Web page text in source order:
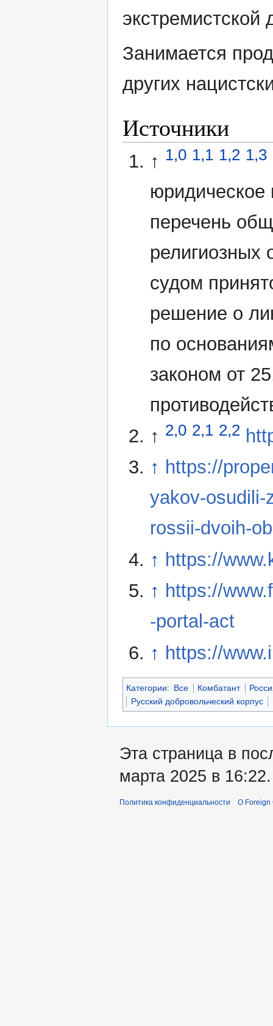
экстремистской
Занимается
других
Источники
↑ 1,0 1,1 1,2 1,3
юридическое
перечень
религиозных
судом
решение о
по
законом от
↑ 2,0 2,1 2,2
↑ https://
yakov-osudili-
rossii-dvoih-
↑ https://
↑ https://
-portal-act
↑ https://
Категории: Все Комбатант
Русский добровольческий корпус
Эта страница в
марта 2025 в 16:22.
Политика конфиденциальности О Foreign